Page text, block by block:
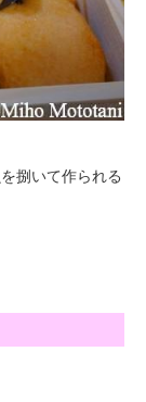
捌いて作られる